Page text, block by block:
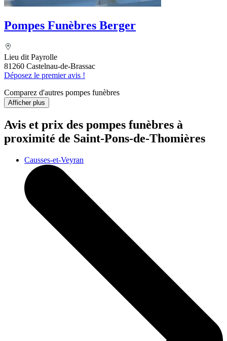
Pompes Funèbres Berger
Lieu dit Payrolle
81260 Castelnau-de-Brassac
Déposez le premier avis !
Comparez d'autres pompes funèbres
Afficher plus
Avis et prix des pompes funèbres à
proximité de Saint-Pons-de-Thomières
Causses-et-Veyran